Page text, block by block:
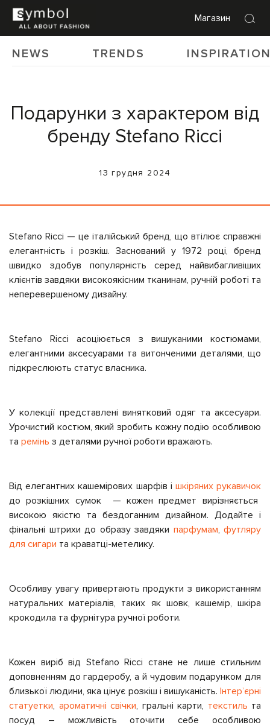
Магазин
NEWS TRENDS
Подарунки з характером від
бренду Stefano Ricci
13 грудня 2024
Stefano Ricci — це італійський бренд, що втілює справжні
елегантність і розкіш. Заснований у 1972 році, бренд
швидко здобув популярність серед найвибагливіших
клієнтів завдяки високоякісним тканинам, ручній роботі та
неперевершеному дизайну.
Stefano Ricci асоціюється з вишуканими костюмами,
елегантними аксесуарами та витонченими деталями, що
підкреслюють статус власника.
У колекції представлені винятковий одяг та аксесуари.
Урочистий костюм, який зробить кожну подію особливою
та ремінь з деталями ручної роботи вражають.
Від елегантних кашемірових шарфів і шкіряних рукавичок
до розкішних сумок — кожен предмет вирізняється
високою якістю та бездоганним дизайном. Додайте і
фінальні штрихи до образу завдяки парфумам, футляру
для сигари та краватці-метелику.
Особливу увагу привертають продукти з використанням
натуральних матеріалів, таких як шовк, кашемір, шкіра
крокодила та фурнітура ручної роботи.
Кожен виріб від Stefano Ricci стане не лише стильним
доповненням до гардеробу, а й чудовим подарунком для
близької людини, яка цінує розкіш і вишуканість. Інтерʼєрні
статуетки, ароматичні свічки, гральні карти, текстиль та
посуд – можливість оточити себе особливою